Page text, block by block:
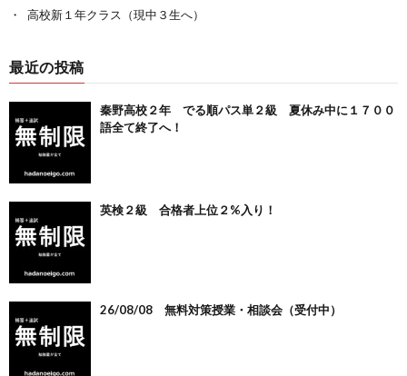
高校新１年クラス（現中３生へ）
最近の投稿
秦野高校２年 でる順パス単２級 夏休み中に１７００
語全て終了へ！
英検２級 合格者上位２%入り！
26/08/08 無料対策授業・相談会（受付中）